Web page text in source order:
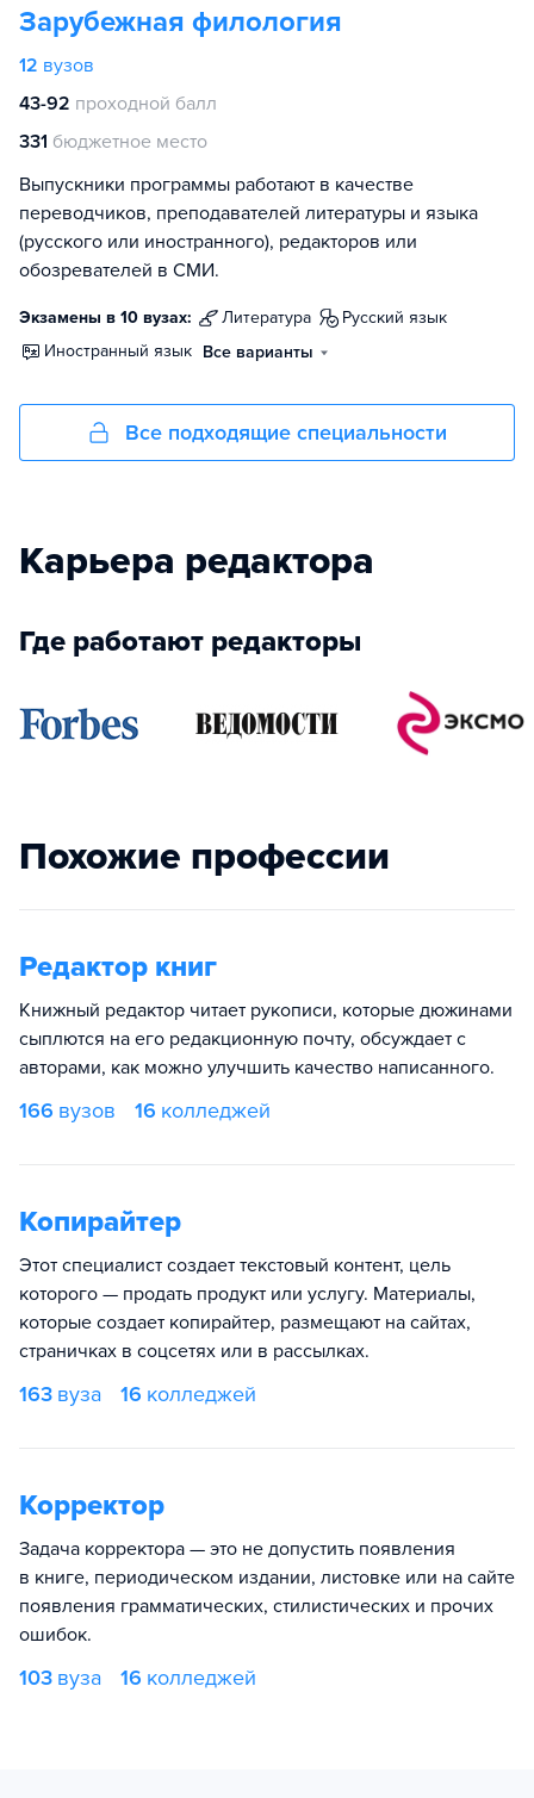
Зарубежная филология
12 вузов
43-92 проходной балл
331 бюджетное место
Выпускники программы работают в качестве
переводчиков, преподавателей литературы и языка
(русского или иностранного), редакторов или
обозревателей в СМИ.
Экзамены в 10 вузах: литература
русский язык
иностранный язык Все варианты
Все подходящие специальности
Карьера редактора
Где работают редакторы
Похожие профессии
Редактор книг
Книжный редактор читает рукописи, которые дюжинами
сыплются на его редакционную почту, обсуждает с
авторами, как можно улучшить качество написанного.
166 вузов 16 колледжей
Копирайтер
Этот специалист создает текстовый контент, цель
которого — продать продукт или услугу. Материалы,
которые создает копирайтер, размещают на сайтах,
страничках в соцсетях или в рассылках.
163 вуза 16 колледжей
Корректор
Задача корректора — это не допустить появления
в книге, периодическом издании, листовке или на сайте
появления грамматических, стилистических и прочих
ошибок.
103 вуза 16 колледжей